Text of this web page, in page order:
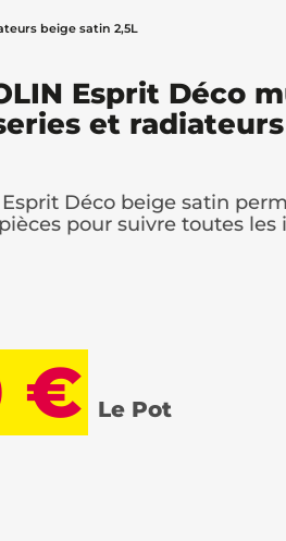
beige satin 2,5L
Esprit Déco
et
Déco beige satin
pour suivre toutes les
€ Le Pot